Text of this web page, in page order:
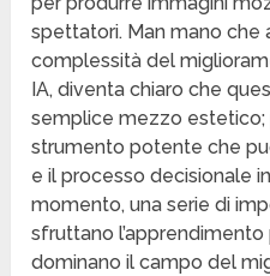
spettatori. Man mano che
complessità del
IA, diventa chiaro che
semplice mezzo estetico;
strumento potente che
e il processo decisionale
momento, una serie di
sfruttano
dominano il campo del